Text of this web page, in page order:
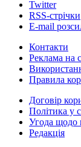
Twitter
RSS-стрічки
E-mail
Контакти
Реклама на
Правила
Договір
Політика у
Угода щодо
Редакція